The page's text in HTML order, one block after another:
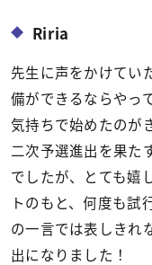
Riria
先生に声をかけてい
備ができるならやっ
気持ちで始めたのが
二次予選進出を果た
でしたが、とても嬉
トのもと、何度も試
の一言では表しきれ
出になりました！